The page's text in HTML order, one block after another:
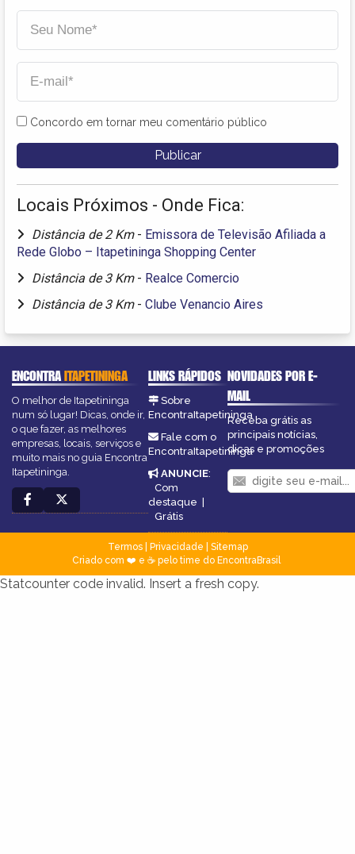
Concordo em tornar meu comentário público
Locais Próximos - Onde Fica:
Distância de 2 Km - Emissora de Televisão Afiliada a
Rede Globo – Itapetininga Shopping Center
Distância de 3 Km - Realce Comercio
Distância de 3 Km - Clube Venancio Aires
ENCONTRAITAPETININGA
O melhor de Itapetininga
num só lugar! Dicas, onde ir,
o que fazer, as melhores
empresas, locais, serviços e
muito mais no guia Encontra
Itapetininga.
LINKS RÁPIDOS
Sobre
EncontraItapetininga
Fale com o
EncontraItapetininga
ANUNCIE:
Com
destaque |
Grátis
NOVIDADES POR E-
MAIL
Receba grátis as
principais notícias,
dicas e promoções
Termos| Privacidade
Sitemap
Criado com ❤️ e ☕ pelo time do EncontraBrasil
Statcounter code invalid. Insert a fresh copy.